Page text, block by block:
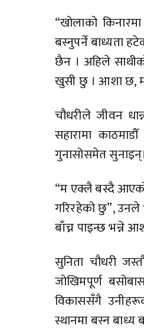
“खोलाको
बस्नुपर्ने बाध्यता
छैन । अहिले
खुसी छु । आशा छ, म
चौधरीले जीवन
सहारामा
गुनासोसमेत सुनाइन्।
“म एक्लै बस्दै
गरिरहेको छु”,
बाँच्न पाइन्छ भन्ने
सुनिता चौधरी
जोखिमपूर्ण
विकाससँगै
स्थानमा बस्न